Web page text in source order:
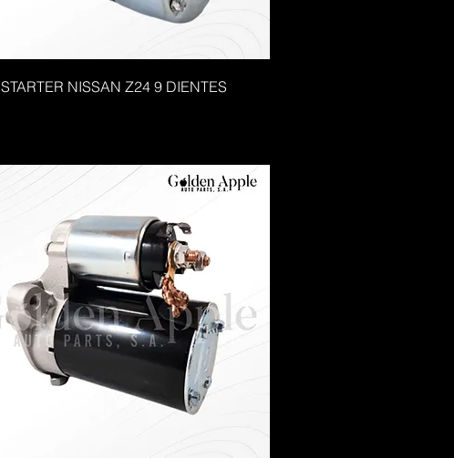
STARTER NISSAN Z24 9 DIENTES